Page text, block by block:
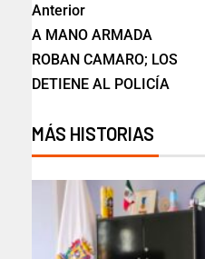
Anterior
A MANO ARMADA
ROBAN CAMARO; LOS
DETIENE AL POLICÍA
MÁS HISTORIAS